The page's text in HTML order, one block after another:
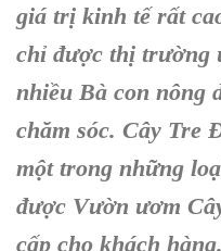
giá trị kinh tế rất
chỉ được thị trường
nhiều Bà con nông
chăm sóc. Cây Tre
một trong những
được Vườn ươm
cấp cho khách